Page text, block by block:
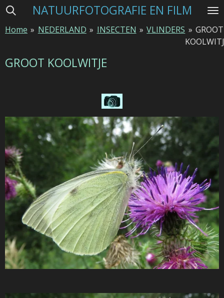
Ga
naar
hoofdinhoud
NATUURFOTOGRAFIE EN FILM
Home » NEDERLAND » INSECTEN » VLINDERS » GROOT
GROOT KOOLWITJE